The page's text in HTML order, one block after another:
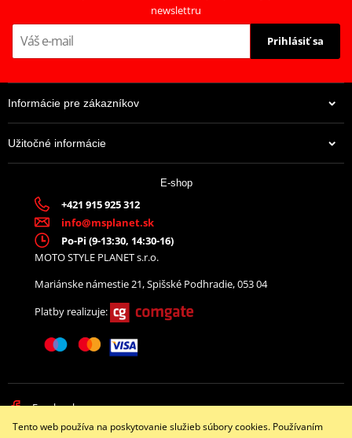
newslettru
Prihlásiť sa
Informácie pre zákazníkov
Užitočné informácie
E-shop
+421 915 925 312
info@msplanet.sk
Po-Pi (9-13:30, 14:30-16)
MOTO STYLE PLANET s.r.o.
Mariánske námestie 21, Spišské Podhradie, 053 04
Platby realizuje:
Facebook
Tento web používa na poskytovanie služieb súbory cookies. Používaním